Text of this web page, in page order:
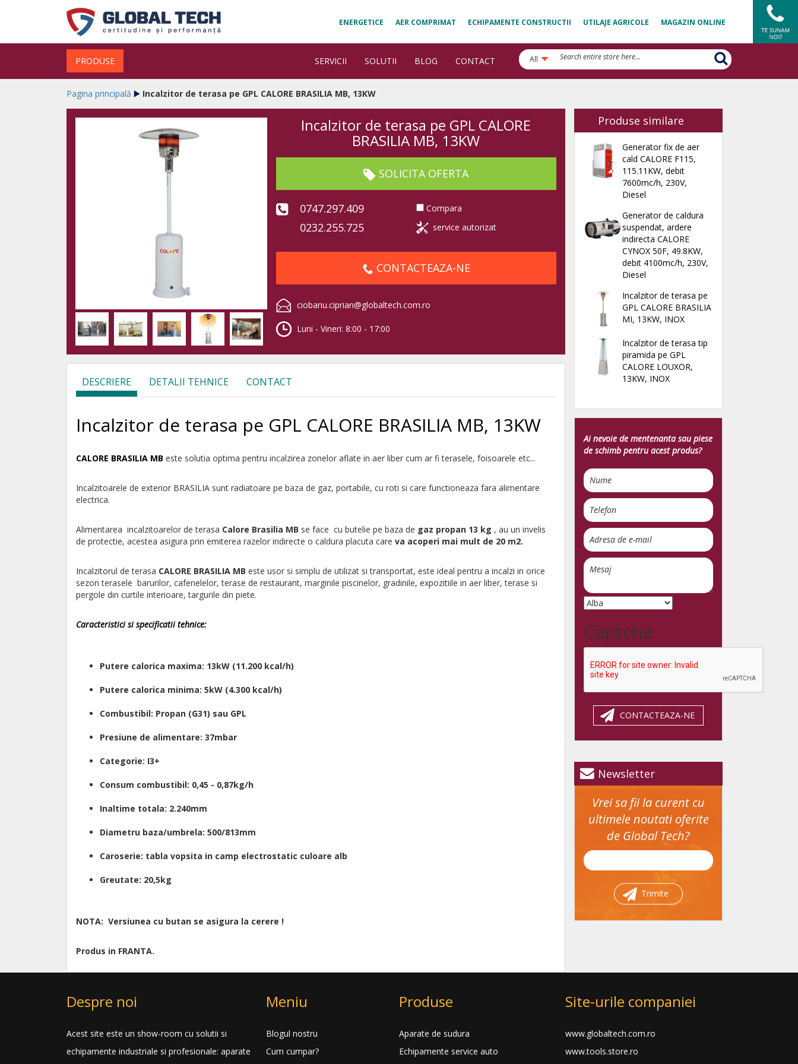
ENERGETICE AER COMPRIMAT ECHIPAMENTE CONSTRUCTII UTILAJE AGRICOLE MAGAZIN ONLINE
PRODUSE SERVICII SOLUTII BLOG CONTACT All
Pagina principală Incalzitor de terasa pe GPL CALORE BRASILIA MB, 13KW
Incalzitor de terasa pe GPL CALORE
BRASILIA MB, 13KW
SOLICITA OFERTA
0747.297.409
0232.255.725
Compara
service autorizat
CONTACTEAZA-NE
ciobanu.ciprian@globaltech.com.ro
Luni - Vineri: 8:00 - 17:00
DESCRIERE DETALII TEHNICE CONTACT
Incalzitor de terasa pe GPL CALORE BRASILIA MB, 13KW
CALORE BRASILIA MB este solutia optima pentru incalzirea zonelor aflate in aer liber cum ar fi terasele, foisoarele etc...
Incalzitoarele de exterior BRASILIA sunt radiatoare pe baza de gaz, portabile, cu roti si care functioneaza fara alimentare
electrica.
Alimentarea incalzitoarelor de terasa Calore Brasilia MB se face cu butelie pe baza de gaz propan 13 kg , au un invelis
de protectie, acestea asigura prin emiterea razelor indirecte o caldura placuta care va acoperi mai mult de 20 m2.
Incalzitorul de terasa CALORE BRASILIA MB este usor si simplu de utilizat si transportat, este ideal pentru a incalzi in orice
sezon terasele barurilor, cafenelelor, terase de restaurant, marginile piscinelor, gradinile, expozitiile in aer liber, terase si
pergole din curtile interioare, targurile din piete.
Caracteristici si specificatii tehnice:
Putere calorica maxima: 13kW (11.200 kcal/h)
Putere calorica minima: 5kW (4.300 kcal/h)
Combustibil: Propan (G31) sau GPL
Presiune de alimentare: 37mbar
Categorie: I3+
Consum combustibil: 0,45 - 0,87kg/h
Inaltime totala: 2.240mm
Diametru baza/umbrela: 500/813mm
Caroserie: tabla vopsita in camp electrostatic culoare alb
Greutate: 20,5kg
NOTA: Versiunea cu butan se asigura la cerere !
Produs in FRANTA.
Produse similare
Generator fix de aer
cald CALORE F115,
115.11KW, debit
7600mc/h, 230V,
Diesel
Generator de caldura
suspendat, ardere
indirecta CALORE
CYNOX 50F, 49.8KW,
debit 4100mc/h, 230V,
Diesel
Incalzitor de terasa pe
GPL CALORE BRASILIA
MI, 13KW, INOX
Incalzitor de terasa tip
piramida pe GPL
CALORE LOUXOR,
13KW, INOX
Ai nevoie de mentenanta sau piese
de schimb pentru acest produs?
Captcha
CONTACTEAZA-NE
Newsletter
Vrei sa fii la curent cu
ultimele noutati oferite
de Global Tech?
Trimite
Despre noi
Acest site este un show-room cu solutii si
echipamente industriale si profesionale: aparate
Meniu
Blogul nostru
Cum cumpar?
Produse
Aparate de sudura
Echipamente service auto
Site-urile companiei
www.globaltech.com.ro
www.tools.store.ro